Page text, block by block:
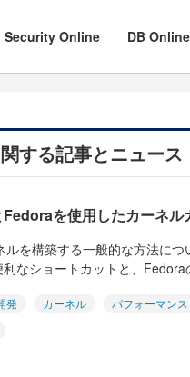
Security Online DB Online
する記事とニュース
を使用したカーネル
を構築する一般的な方法につ
なショートカットと、Fedora
発 カーネル パフォーマンス